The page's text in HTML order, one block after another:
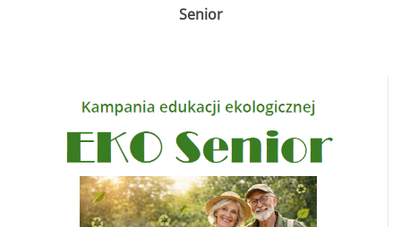
Senior